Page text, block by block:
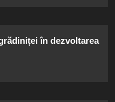
în dezvoltarea